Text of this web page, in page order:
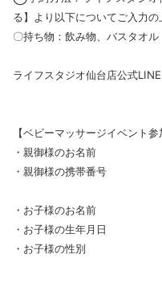
る】より以下についてご入力の
〇持ち物：飲み物、バスタオル
ライフスタジオ仙台店公式LINE
【ベビーマッサージイベント参
・親御様のお名前
・親御様の携帯番号
・お子様のお名前
・お子様の生年月日
・お子様の性別